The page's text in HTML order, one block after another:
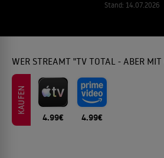
Stand: 14.07.2026
WER STREAMT "TV TOTAL - ABER MIT
KAUFEN
4.99€ 4.99€